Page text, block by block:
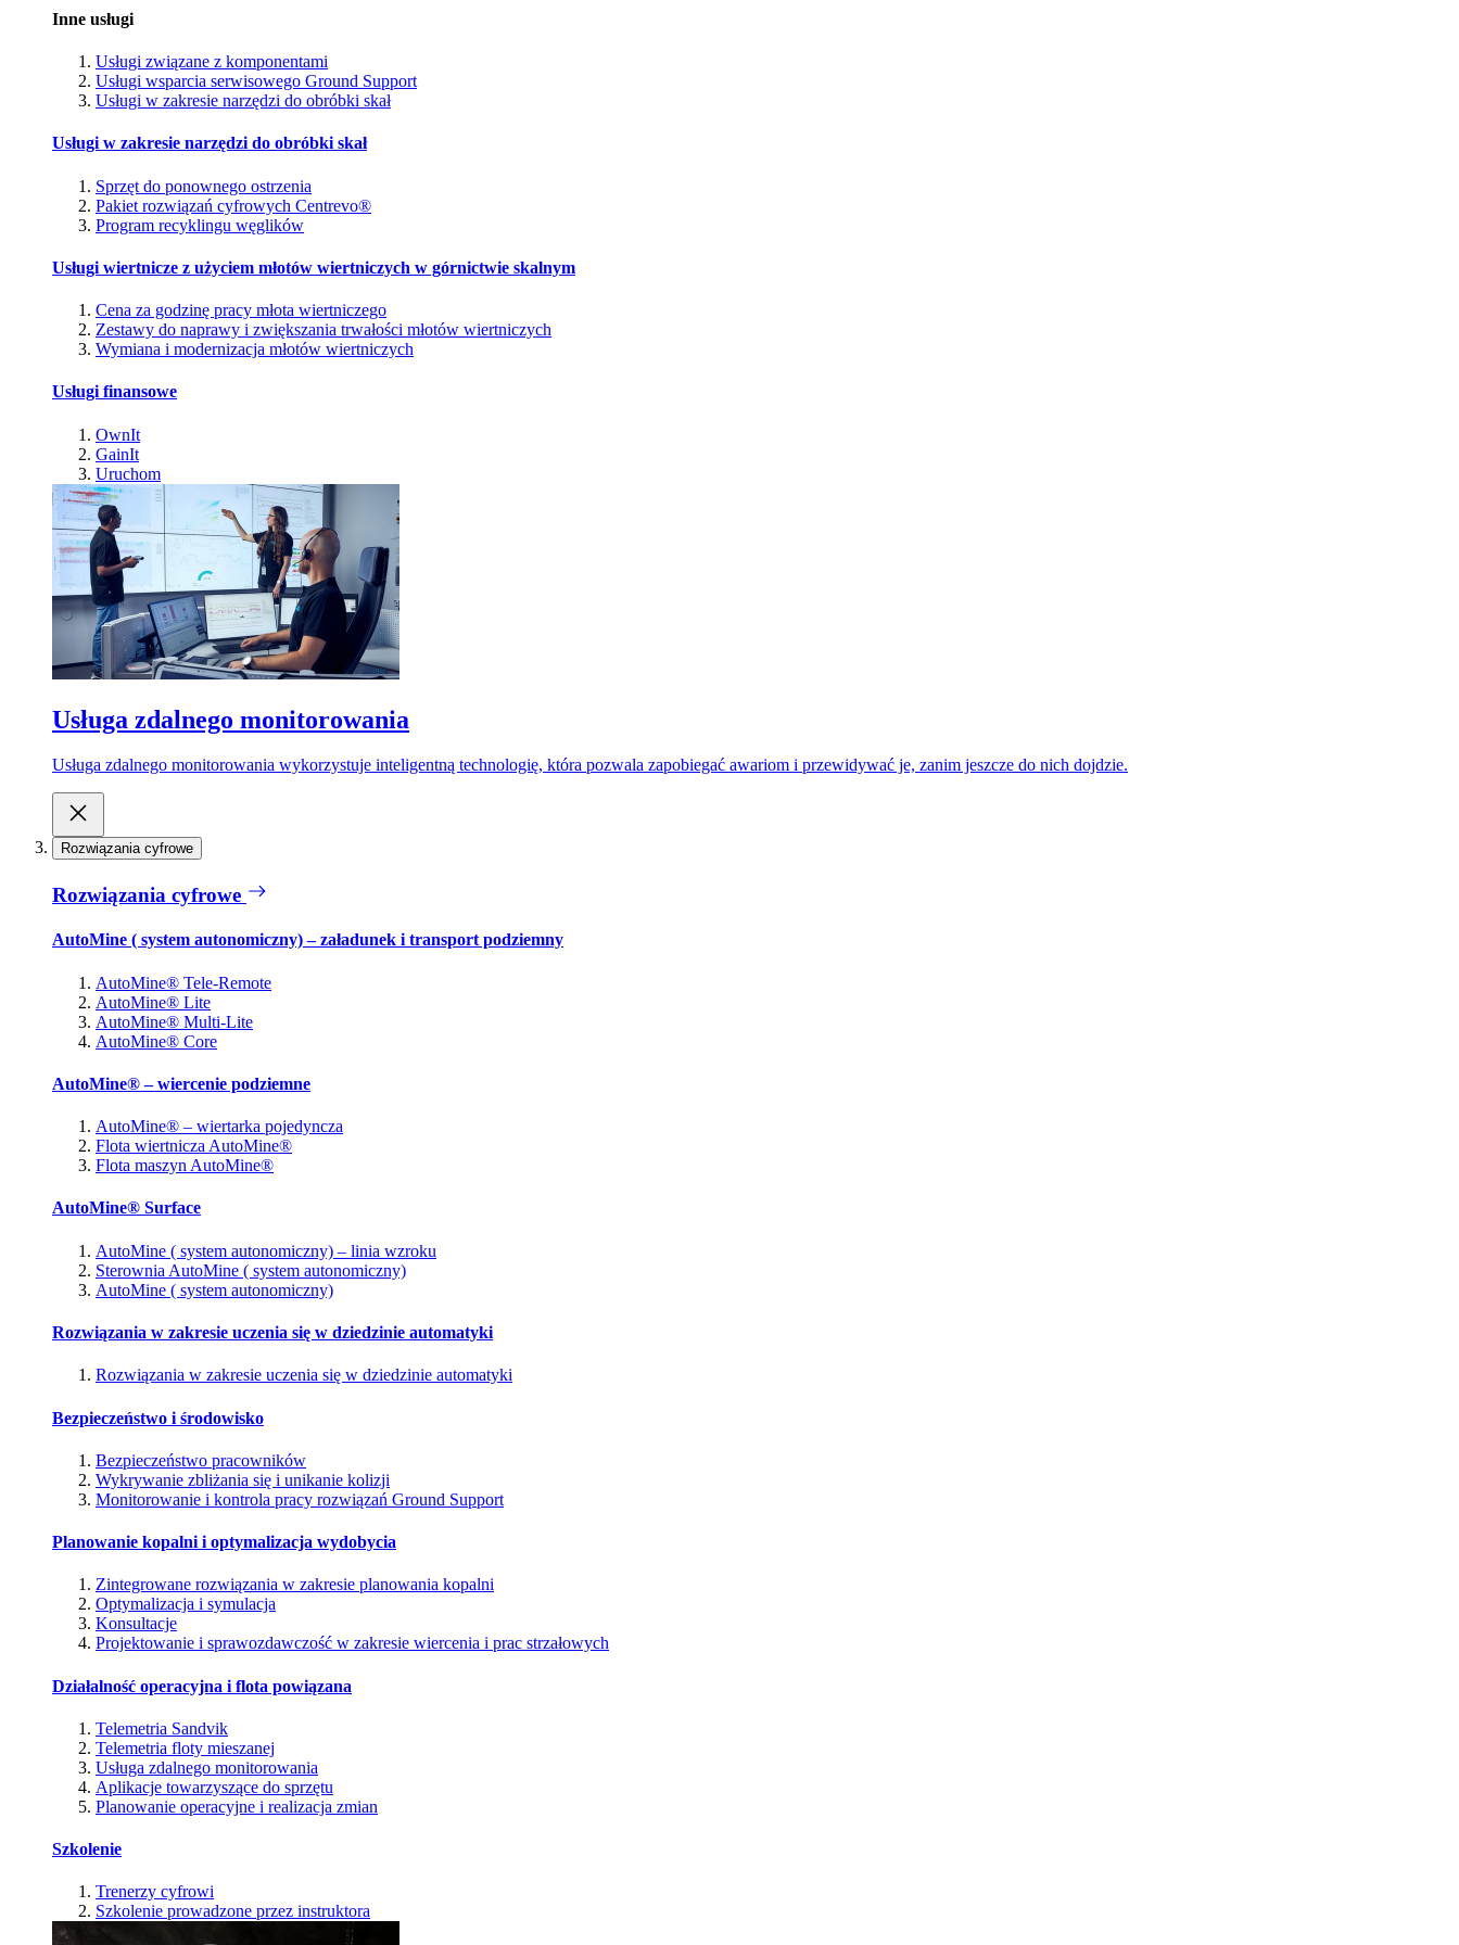
Inne usługi
Usługi związane z komponentami
Usługi wsparcia serwisowego Ground Support
Usługi w zakresie narzędzi do obróbki skał
Usługi w zakresie narzędzi do obróbki skał
Sprzęt do ponownego ostrzenia
Pakiet rozwiązań cyfrowych Centrevo®
Program recyklingu węglików
Usługi wiertnicze z użyciem młotów wiertniczych w górnictwie skalnym
Cena za godzinę pracy młota wiertniczego
Zestawy do naprawy i zwiększania trwałości młotów wiertniczych
Wymiana i modernizacja młotów wiertniczych
Usługi finansowe
OwnIt
GainIt
Uruchom
Usługa zdalnego monitorowania
Usługa zdalnego monitorowania wykorzystuje inteligentną technologię, która pozwala zapobiegać awariom i przewidywać je, zanim jeszcze do nich dojdzie.
Rozwiązania cyfrowe
Rozwiązania cyfrowe
AutoMine ( system autonomiczny) – załadunek i transport podziemny
AutoMine® Tele-Remote
AutoMine® Lite
AutoMine® Multi-Lite
AutoMine® Core
AutoMine® – wiercenie podziemne
AutoMine® – wiertarka pojedyncza
Flota wiertnicza AutoMine®
Flota maszyn AutoMine®
AutoMine® Surface
AutoMine ( system autonomiczny) – linia wzroku
Sterownia AutoMine ( system autonomiczny)
AutoMine ( system autonomiczny)
Rozwiązania w zakresie uczenia się w dziedzinie automatyki
Rozwiązania w zakresie uczenia się w dziedzinie automatyki
Bezpieczeństwo i środowisko
Bezpieczeństwo pracowników
Wykrywanie zbliżania się i unikanie kolizji
Monitorowanie i kontrola pracy rozwiązań Ground Support
Planowanie kopalni i optymalizacja wydobycia
Zintegrowane rozwiązania w zakresie planowania kopalni
Optymalizacja i symulacja
Konsultacje
Projektowanie i sprawozdawczość w zakresie wiercenia i prac strzałowych
Działalność operacyjna i flota powiązana
Telemetria Sandvik
Telemetria floty mieszanej
Usługa zdalnego monitorowania
Aplikacje towarzyszące do sprzętu
Planowanie operacyjne i realizacja zmian
Szkolenie
Trenerzy cyfrowi
Szkolenie prowadzone przez instruktora